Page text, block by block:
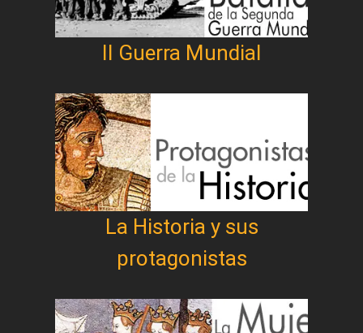
II Guerra Mundial
La Historia y sus
protagonistas